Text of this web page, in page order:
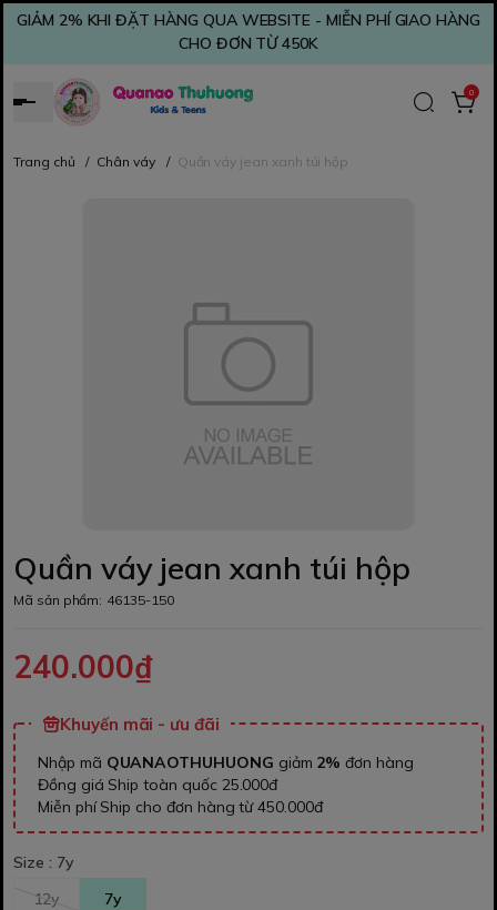
GIẢM 2% KHI ĐẶT HÀNG QUA WEBSITE - MIỄN PHÍ GIAO HÀNG
CHO ĐƠN TỪ 450K
0
Trang chủ / Chân váy / Quần váy jean xanh túi hộp
Quần váy jean xanh túi hộp
Mã sản phẩm: 46135-150
240.000₫
Khuyến mãi - ưu đãi
Nhập mã QUANAOTHUHUONG giảm 2% đơn hàng
Đồng giá Ship toàn quốc 25.000đ
Miễn phí Ship cho đơn hàng từ 450.000đ
Size : 7y
12y
7y